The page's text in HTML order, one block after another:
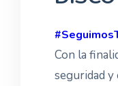
Con la
seguridad